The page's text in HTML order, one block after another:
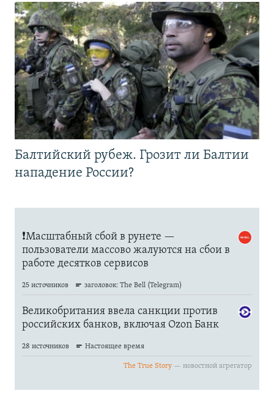
Балтийский рубеж. Грозит ли Балтии
нападение России?